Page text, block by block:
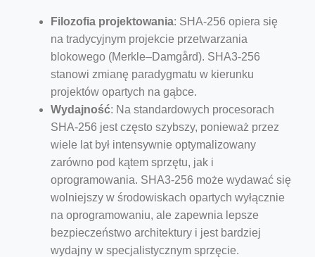
Filozofia projektowania: SHA-256 opiera się
na tradycyjnym projekcie przetwarzania
blokowego (Merkle–Damgård). SHA3-256
stanowi zmianę paradygmatu w kierunku
projektów opartych na gąbce.
Wydajność: Na standardowych procesorach
SHA-256 jest często szybszy, ponieważ przez
wiele lat był intensywnie optymalizowany
zarówno pod kątem sprzętu, jak i
oprogramowania. SHA3-256 może wydawać się
wolniejszy w środowiskach opartych wyłącznie
na oprogramowaniu, ale zapewnia lepsze
bezpieczeństwo architektury i jest bardziej
wydajny w specjalistycznym sprzęcie.